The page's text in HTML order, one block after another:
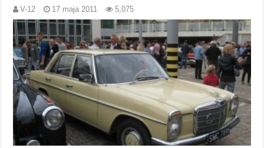
V-12 17 maja 2011 5,075